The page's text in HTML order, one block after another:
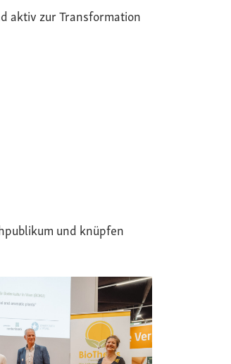
aktiv zur Transformation
und knüpfen